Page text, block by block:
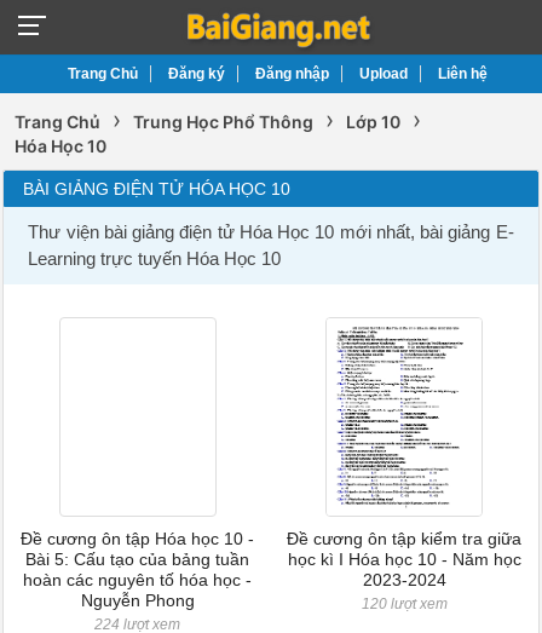
Trang Chủ Đăng ký Đăng nhập Upload Liên hệ
Trang Chủ › Trung Học Phổ Thông › Lớp 10 ›
Hóa Học 10
BÀI GIẢNG ĐIỆN TỬ HÓA HỌC 10
Thư viện bài giảng điện tử Hóa Học 10 mới nhất, bài giảng E-
Learning trực tuyến Hóa Học 10
Đề cương ôn tập Hóa học 10 -
Bài 5: Cấu tạo của bảng tuần
hoàn các nguyên tố hóa học -
Nguyễn Phong
224 lượt xem
Đề cương ôn tập kiểm tra giữa
học kì I Hóa học 10 - Năm học
2023-2024
120 lượt xem